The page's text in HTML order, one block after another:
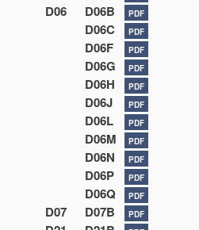
D06 D06B PDF
D06C PDF
D06F PDF
D06G PDF
D06H PDF
D06J PDF
D06L PDF
D06M PDF
D06N PDF
D06P PDF
D06Q PDF
D07 D07B PDF